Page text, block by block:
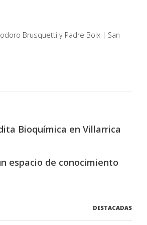
Brusquetti y Padre Boix | San
Bioquímica en Villarrica
espacio de conocimiento
DESTACADAS